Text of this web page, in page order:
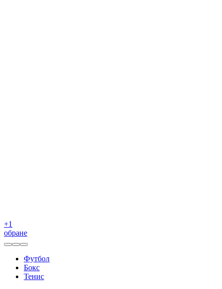
+1
обране
Футбол
Бокс
Тенис